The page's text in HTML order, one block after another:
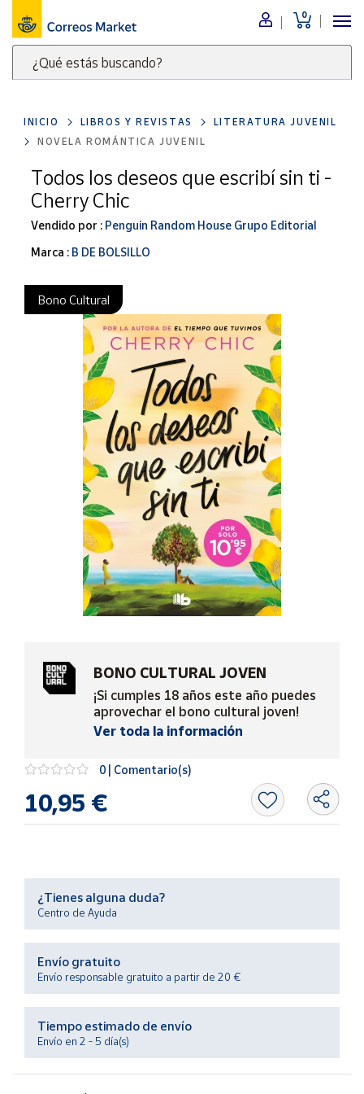
0
¿Qué estás buscando?
clave
para
buscar
productos
Correos
Market
Menú
Nuestro
catálogo
Alimentación
Ocio y cultura
Juguetes y
juegos
Libros y
Merchandising
y regalos
Para Canarias,
Ceuta y Melilla
novedades
de Correos
Market
Ayuda
Mapa de
vendedores
Hazte
vendedor
INICIO LIBROS Y REVISTAS
LITERATURA JUVENIL
NOVELA ROMÁNTICA JUVENIL
Todos los deseos que escribí sin ti -
Cherry Chic
Vendido por : Penguin Random House Grupo Editorial
Marca : B DE BOLSILLO
Bono Cultural
BONO CULTURAL JOVEN
¡Si cumples 18 años este año puedes
aprovechar el bono cultural joven!
Ver toda la información
0 | Comentario(s)
10,95 €
¿Tienes alguna duda?
Centro de Ayuda
Envío gratuito
Envío responsable gratuito a partir de 20 €
Tiempo estimado de envío
Envío en 2 - 5 día(s)